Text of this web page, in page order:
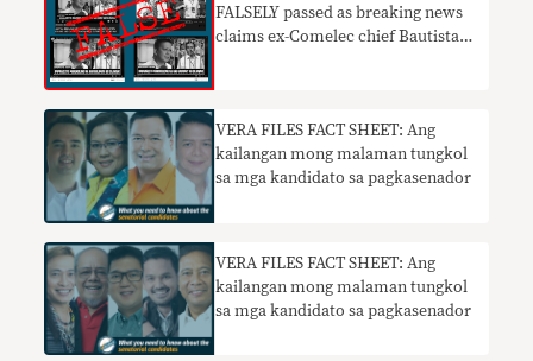
FALSELY passed as breaking news
claims ex-Comelec chief Bautista
VERA FILES FACT SHEET: Ang
kailangan mong malaman tungkol
sa mga kandidato sa pagkasenador
VERA FILES FACT SHEET: Ang
kailangan mong malaman tungkol
sa mga kandidato sa pagkasenador